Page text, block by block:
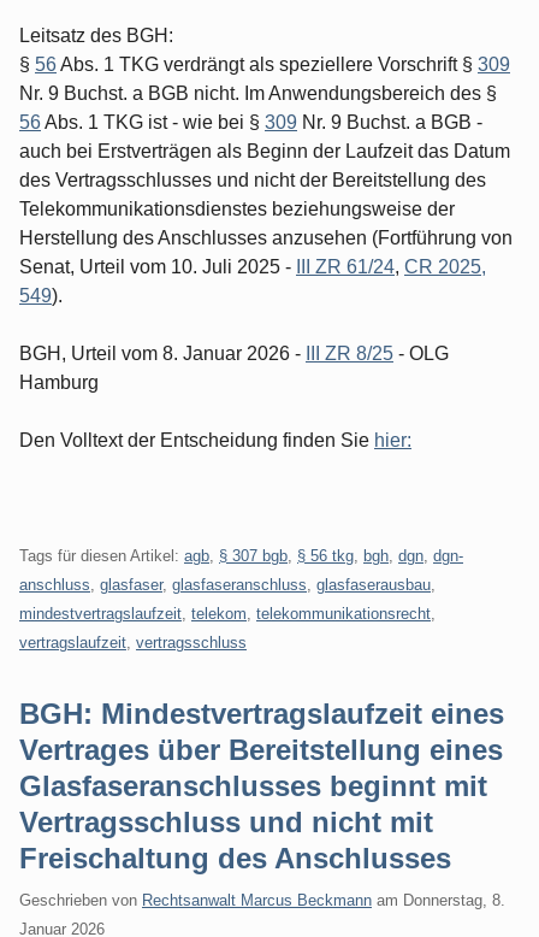
Leitsatz des BGH:
§ 56Abs. 1 TKG verdrängt als speziellere Vorschrift § 309
Nr. 9 Buchst. a BGB nicht. Im Anwendungsbereich des §
56Abs. 1 TKG ist - wie bei § 309 Nr. 9 Buchst. a BGB -
auch bei Erstverträgen als Beginn der Laufzeit das Datum
des Vertragsschlusses und nicht der Bereitstellung des
Telekommunikationsdienstes beziehungsweise der
Herstellung des Anschlusses anzusehen (Fortführung von
Senat, Urteil vom 10. Juli 2025 -
III ZR 61/24, CR 2025,
549).
BGH, Urteil vom 8. Januar 2026 - III ZR 8/25 - OLG
Hamburg
Den Volltext der Entscheidung finden Sie hier:
Tags für diesen Artikel: agb § 307 bgb § 56 tkg bgh dgn dgn-
anschluss glasfaser, glasfaseranschluss glasfaserausbau
mindestvertragslaufzeit telekom telekommunikationsrecht
vertragslaufzeit vertragsschluss
BGH: Mindestvertragslaufzeit eines
Vertrages über Bereitstellung eines
Glasfaseranschlusses beginnt mit
Vertragsschluss und nicht mit
Freischaltung des Anschlusses
Geschrieben von Rechtsanwalt Marcus Beckmann am Donnerstag, 8.
Januar 2026